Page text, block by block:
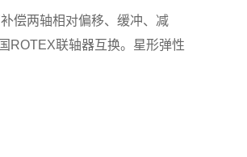
偿两轴相对偏移、缓冲、减
ROTEX联轴器互换。星形弹性